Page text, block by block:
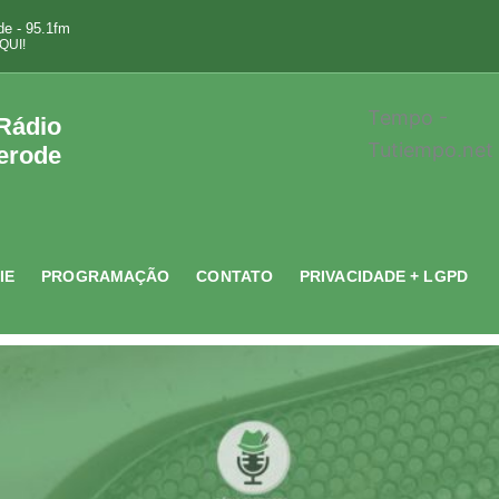
- 95.1fm
Tempo -
Tutiempo.net
PROGRAMAÇÃO CONTATO PRIVACIDADE + LGPD